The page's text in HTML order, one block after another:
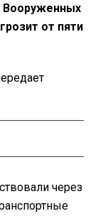
Вооруженных
от пяти
через